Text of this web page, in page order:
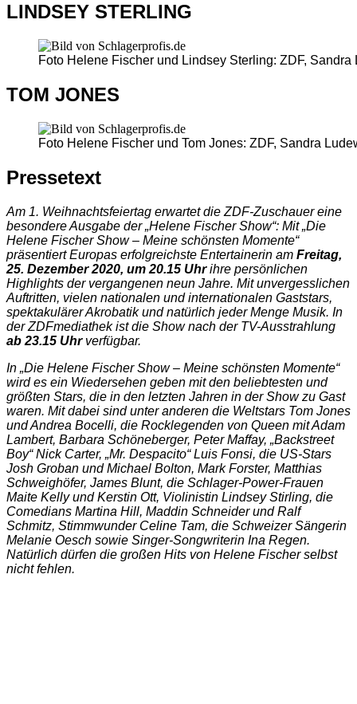
LINDSEY STERLING
Foto Helene Fischer und Lindsey Sterling: ZDF, Sandra
TOM JONES
Foto Helene Fischer und Tom Jones: ZDF, Sandra
Pressetext
Am 1. Weihnachtsfeiertag erwartet die ZDF-Zuschauer eine
besondere Ausgabe der „Helene Fischer Show“: Mit „Die
Helene Fischer Show – Meine schönsten Momente“
präsentiert Europas erfolgreichste Entertainerin am Freitag,
25. Dezember 2020, um 20.15 Uhrihre persönlichen
Highlights der vergangenen neun Jahre. Mit unvergesslichen
Auftritten, vielen nationalen und internationalen Gaststars,
spektakulärer Akrobatik und natürlich jeder Menge Musik. In
der ZDFmediathek ist die Show nach der TV-Ausstrahlung
ab 23.15 Uhrverfügbar.
In „Die Helene Fischer Show – Meine schönsten Momente“
wird es ein Wiedersehen geben mit den beliebtesten und
größten Stars, die in den letzten Jahren in der Show zu Gast
waren. Mit dabei sind unter anderen die Weltstars Tom Jones
und Andrea Bocelli, die Rocklegenden von Queen mit Adam
Lambert, Barbara Schöneberger, Peter Maffay, „Backstreet
Boy“ Nick Carter, „Mr. Despacito“ Luis Fonsi, die US-Stars
Josh Groban und Michael Bolton, Mark Forster, Matthias
Schweighöfer, James Blunt, die Schlager-Power-Frauen
Maite Kelly und Kerstin Ott, Violinistin Lindsey Stirling, die
Comedians Martina Hill, Maddin Schneider und Ralf
Schmitz, Stimmwunder Celine Tam, die Schweizer Sängerin
Melanie Oesch sowie Singer-Songwriterin Ina Regen.
Natürlich dürfen die großen Hits von Helene Fischer selbst
nicht fehlen.